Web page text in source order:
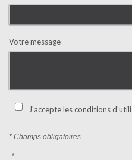
Votre message
J'accepte les conditions
* Champs obligatoires
* :